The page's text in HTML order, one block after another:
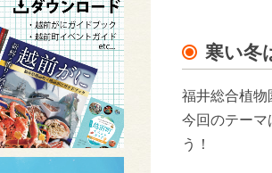
寒い冬
福井総合植物
今回のテーマ
う！